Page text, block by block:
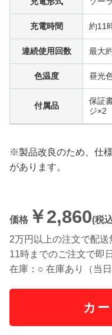
充電時間 約11
連続使用回数 最大
色温度 昼光
付属品
保証
ジ×2
※製品改良のため、仕
があります。
価格 ￥2,860(税
2万円以上の注文で配送
11時までのご注文で即
在庫：○ 在庫あり（当
カ